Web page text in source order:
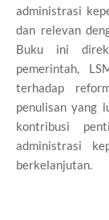
administrasi
dan relevan
Buku ini
pemerintah,
terhadap
penulisan yang
kontribusi
administrasi
berkelanjutan.